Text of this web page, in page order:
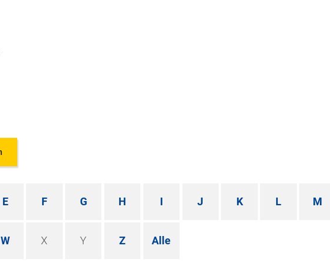
E F G H I J K L M
W X Y Z Alle